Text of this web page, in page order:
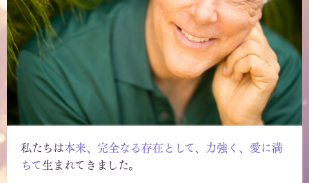
私たちは本来、完全なる存在として、力強く、愛に満
ちて生まれてきました。